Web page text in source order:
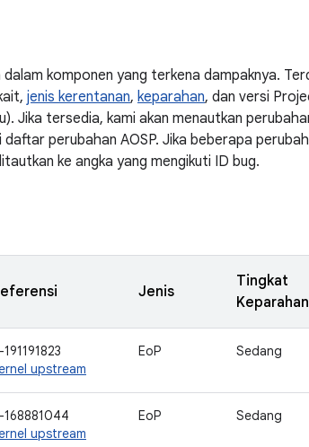
komponen yang terkena dampaknya.
jenis kerentanan, keparahan, dan versi
Jika tersedia, kami akan menautkan
perubahan AOSP. Jika beberapa
ke angka yang mengikuti ID bug.
Jenis
Tingkat
Keparahan
upstream
EoP Sedang
168881044
upstream
EoP Sedang